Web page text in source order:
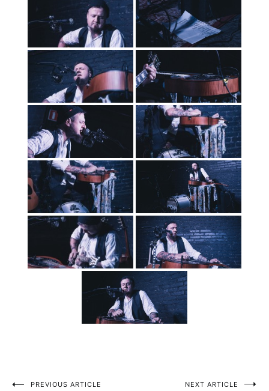
PREVIOUS ARTICLE NEXT ARTICLE